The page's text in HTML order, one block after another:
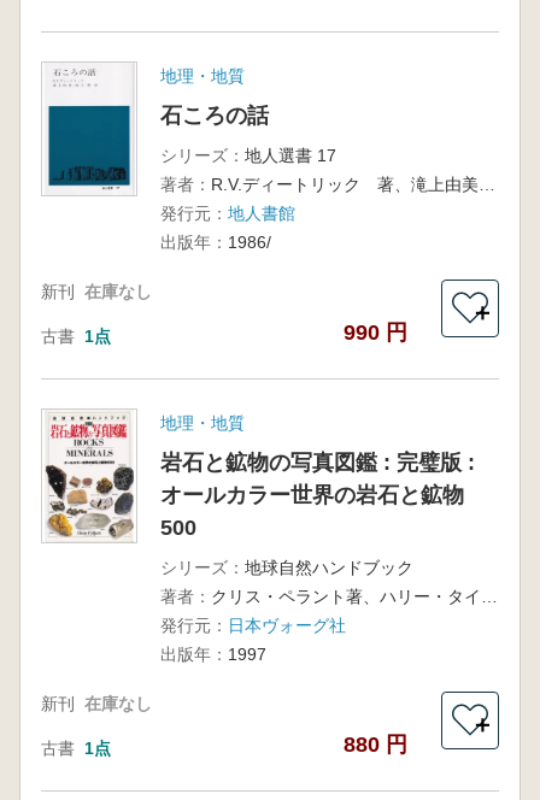
地理・地質
石ころの話
シリーズ： 地人選書 17
著者：
発行元： 地人書館
出版年： 1986/
新刊 在庫なし
古書 1点 990 円
＋
地理・地質
岩石と鉱物の写真図鑑 : 完璧版 :
オールカラー世界の岩石と鉱物
500
シリーズ： 地球自然ハンドブック
著者：
発行元： 日本ヴォーグ社
出版年： 1997
新刊 在庫なし
古書 1点 880 円
＋